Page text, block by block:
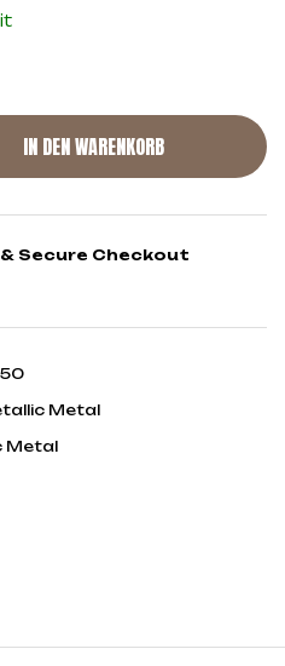
IN DEN WARENKORB
Secure Checkout
Metal
Metal